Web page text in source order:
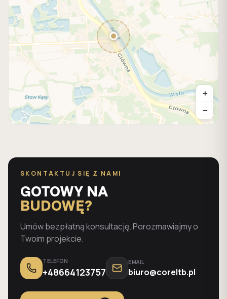
+
−
SKONTAKTUJ SIĘ Z NAMI
GOTOWY NA
BUDOWĘ?
Umów bezpłatną konsultację. Porozmawiajmy o
Twoim projekcie.
TELEFON
+48664123757
EMAIL
biuro@coreltb.pl